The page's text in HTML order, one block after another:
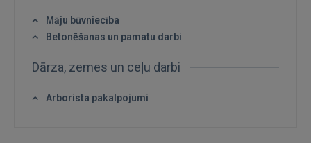
Māju būvniecība
Betonēšanas un pamatu darbi
Dārza, zemes un ceļu darbi
Arborista pakalpojumi